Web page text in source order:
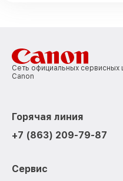
Сеть официальных сервисных
Canon
Горячая линия
+7 (863) 209-79-87
Сервис